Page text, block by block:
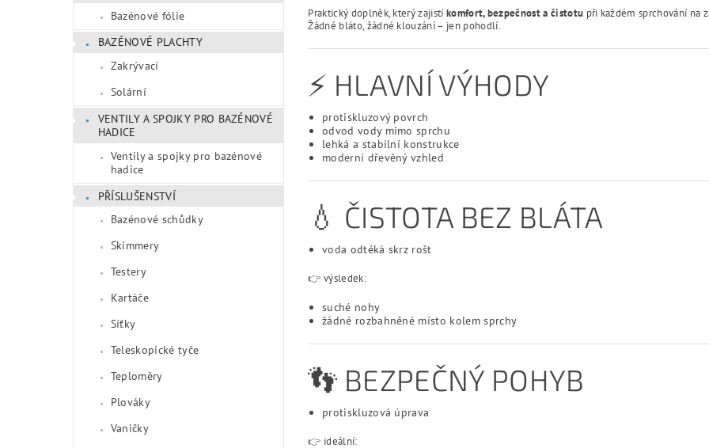
Bazénové fólie
BAZÉNOVÉ PLACHTY
Zakrývací
Solární
VENTILY A SPOJKY PRO BAZÉNOVÉ
HADICE
Ventily a spojky pro bazénové
hadice
PŘÍSLUŠENSTVÍ
Bazénové schůdky
Skimmery
Testery
Kartáče
Síťky
Teleskopické tyče
Teploměry
Plováky
Vaničky
Praktický doplněk, který zajistí komfort, bezpečnost a čistotu při každém sprchování na
Žádné bláto, žádné klouzání – jen pohodlí.
⚡ HLAVNÍ VÝHODY
protiskluzový povrch
odvod vody mimo sprchu
lehká a stabilní konstrukce
moderní dřevěný vzhled
💧 ČISTOTA BEZ BLÁTA
voda odtéká skrz rošt
👉 výsledek:
suché nohy
žádné rozbahněné místo kolem sprchy
👣 BEZPEČNÝ POHYB
protiskluzová úprava
👉 ideální: